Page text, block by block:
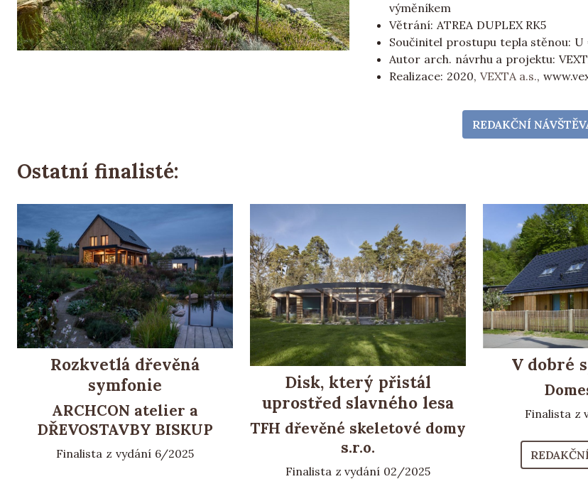
výměníkem
Větrání: ATREA DUPLEX RK5
Součinitel prostupu tepla stěnou: U
Autor arch. návrhu a projektu:
Realizace: 2020, VEXTA a.s.,
REDAKČNÍ
Ostatní finalisté:
Rozkvetlá dřevěná
symfonie
ARCHCON atelier a
DŘEVOSTAVBY BISKUP
Finalista z vydání 6/2025
Disk, který přistál
uprostřed slavného lesa
TFH dřevěné skeletové domy
s.r.o.
Finalista z vydání 02/2025
V dobré
Finalista z